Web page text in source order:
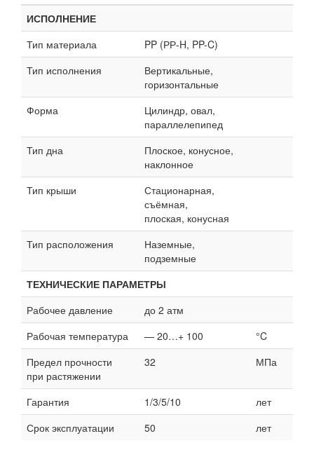
ИСПОЛНЕНИЕ
Тип материала
PP (РР-H, PP-C)
Тип исполнения
Вертикальные,
горизонтальные
Форма
Цилиндр, овал,
параллелепипед
Тип дна
Плоское, конусное,
наклонное
Тип крыши
Стационарная,
съёмная,
плоская, конусная
Тип расположения
Наземные,
подземные
ТЕХНИЧЕСКИЕ ПАРАМЕТРЫ
Рабочее давление
до 2 атм
Рабочая температура
— 20…+ 100
°C
Предел прочности
при растяжении
32 МПа
Гарантия 1/3/5/10
лет
Срок эксплуатации
50 лет